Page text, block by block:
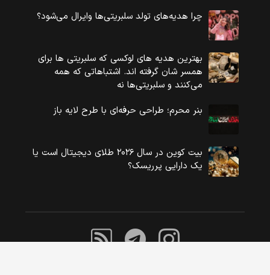
چرا هدیه‌های تولد سلبریتی‌ها وایرال می‌شود؟
بهترین هدیه های لوکسی که سلبریتی ها برای
همسر شان گرفته اند. اشتباهاتی که همه
می‌کنند و سلبریتی‌ها نه
بنر محرم؛ طراحی حرفه‌ای با طرح لایه باز
بیت کوین در سال ۲۰۲۶ طلای دیجیتال است یا
یک دارایی پرریسک؟